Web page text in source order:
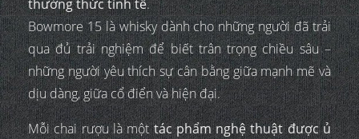
thưởng thức tinh tế.
Bowmore 15 là whisky dành cho những người đã trải
qua đủ trải nghiệm để biết trân trọng chiều sâu –
những người yêu thích sự cân bằng giữa mạnh mẽ và
dịu dàng, giữa cổ điển và hiện đại.
Mỗi chai rượu là mộttác phẩm nghệ thuật được ủ